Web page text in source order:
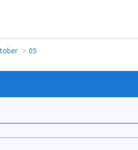
05